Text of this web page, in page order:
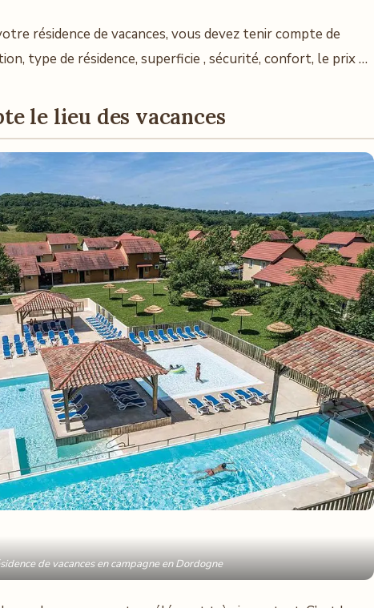
résidence de vacances, vous devez tenir compte de
type de résidence, superficie , sécurité, confort, le prix …
le lieu des vacances
de vacances en campagne en Dordogne